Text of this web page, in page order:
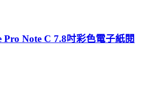
Pro Note C 7.8吋彩色電子紙閱